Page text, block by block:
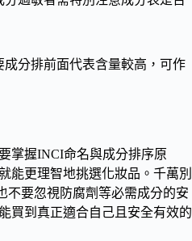
成分排前面代表含量較高，可作
掌握INCI命名與成分排序原
能更理智地挑選化妝品。千萬別
不要忽視防腐劑等必需成分的安
買到真正適合自己且安全有效的